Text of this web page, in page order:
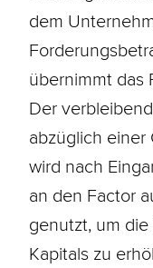
dem
übernimmt das
Der
abzüglich einer
wird nach
an den Factor
genutzt, um
Kapitals zu